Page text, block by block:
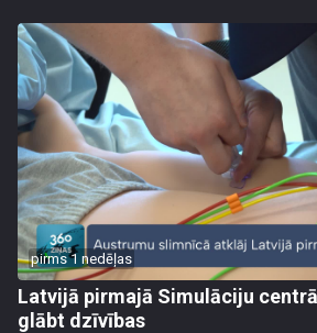
pirms 1 nedēļas
Latvijā pirmajā Simulāciju
glābt dzīvības